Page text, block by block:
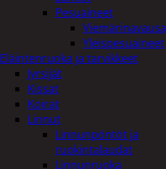
Pesuaineet
Yleispesuaineet
Eläintenruoka ja tarvikkeet
Jyrsijät
Kissat
Koirat
Linnut
Linnunpöntöt ja
ruokintalaudat
Linnunruoka